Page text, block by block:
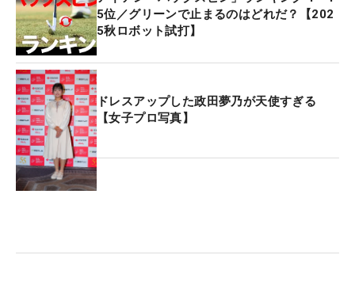
5位／グリーンで止まるのはどれだ？【202
5秋ロボット試打】
ドレスアップした政田夢乃が天使すぎる
【女子プロ写真】